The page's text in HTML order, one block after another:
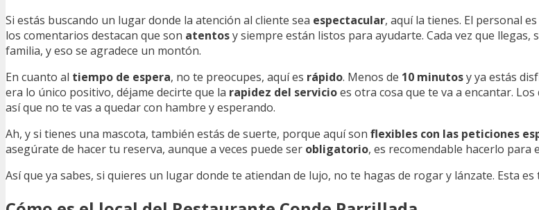
Si estás buscando un lugar donde la atención al cliente sea espectacular, aquí la tienes. El personal es
los comentarios destacan que son atentosy siempre están listos para ayudarte. Cada vez que
familia, y eso se agradece un montón.
En cuanto al tiempo de espera, no te preocupes, aquí es rápido. Menos de 10 minutosy ya estás
era lo único positivo, déjame decirte que la rapidez del servicioes otra cosa que te va a encantar.
así que no te vas a quedar con hambre y esperando.
Ah, y si tienes una mascota, también estás de suerte, porque aquí son flexibles con las peticiones
asegúrate de hacer tu reserva, aunque a veces puede ser obligatorio, es recomendable hacerlo para
Así que ya sabes, si quieres un lugar donde te atiendan de lujo, no te hagas de rogar y lánzate. Esta